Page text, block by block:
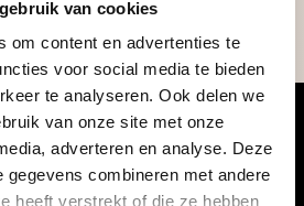
van cookies
om content en advertenties te
voor social media te bieden
te analyseren. Ook delen we
van onze site met onze
adverteren en analyse. Deze
gegevens combineren met andere
heeft verstrekt of die ze hebben